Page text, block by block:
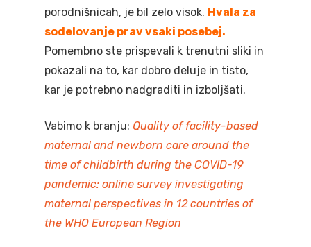
porodnišnicah, je bil zelo visok. Hvala za
sodelovanje prav vsaki posebej.
Pomembno ste prispevali k trenutni sliki in
pokazali na to, kar dobro deluje in tisto,
kar je potrebno nadgraditi in izboljšati.
Vabimo k branju: Quality of facility-based
maternal and newborn care around the
time of childbirth during the COVID-19
pandemic: online survey investigating
maternal perspectives in 12 countries of
the WHO European Region